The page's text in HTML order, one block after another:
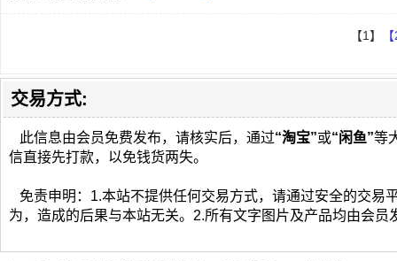
【1】
交易方式:
此信息由会员免费发布，请核实后，通过“淘宝”或“闲鱼”等
信直接先打款，以免钱货两失。
免责申明：1.本站不提供任何交易方式，请通过安全的交易
为，造成的后果与本站无关。2.所有文字图片及产品均由会